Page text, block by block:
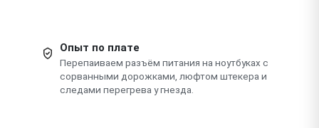
Опыт по плате
Перепаиваем разъём питания на ноутбуках с
сорванными дорожками, люфтом штекера и
следами перегрева у гнезда.